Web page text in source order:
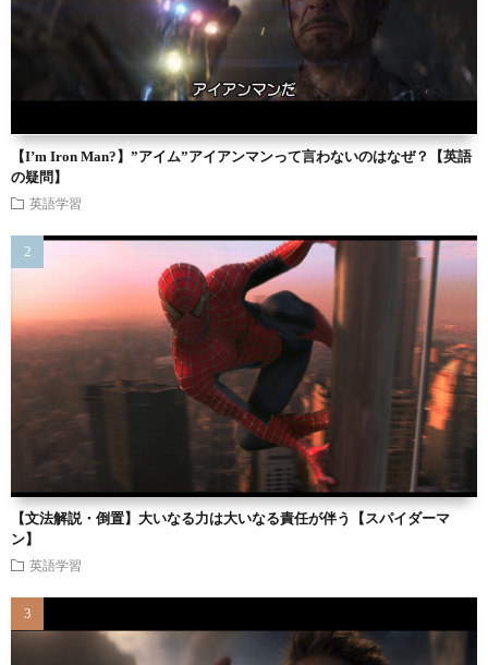
【I’m Iron Man?】”アイム”アイアンマンって言わないのはなぜ？【英語
の疑問】
英語学習
【文法解説・倒置】大いなる力は大いなる責任が伴う【スパイダーマ
ン】
英語学習